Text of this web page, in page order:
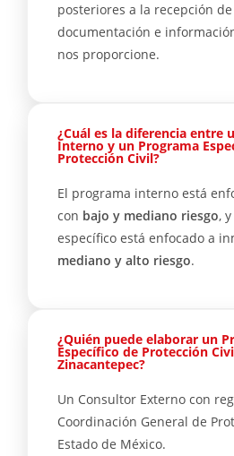
posteriores a la recepción
documentación e
nos proporcione.
¿Cuál es la diferencia entre
Interno y un Programa
Protección Civil?
El programa interno está
con bajo y mediano riesgo,
específico está enfocado a
mediano y alto riesgo.
¿Quién puede elaborar un
Específico de Protección
Zinacantepec?
Un Consultor Externo con
Coordinación General de
Estado de México.